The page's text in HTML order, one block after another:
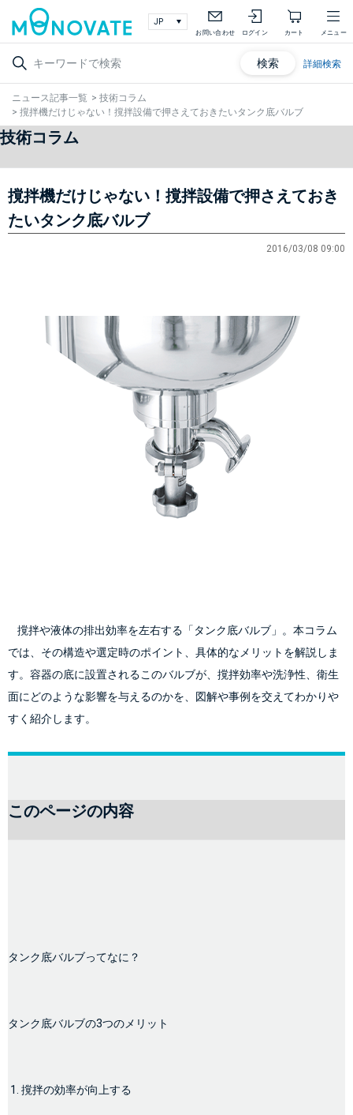
お問い合わせ ログイン カート メニュー
検索 詳細検索
ニュース記事一覧 > 技術コラム
> 撹拌機だけじゃない！撹拌設備で押さえておきたいタンク底バルブ
技術コラム
撹拌機だけじゃない！撹拌設備で押さえておき
たいタンク底バルブ
2016/03/08 09:00
では、その構造や選定時のポイント、具体的なメリットを解説しま
す。容器の底に設置されるこのバルブが、撹拌効率や洗浄性、衛生
面にどのような影響を与えるのかを、図解や事例を交えてわかりや
すく紹介します。
このページの内容
タンク底バルブってなに？
タンク底バルブの3つのメリット
1. 撹拌の効率が向上する